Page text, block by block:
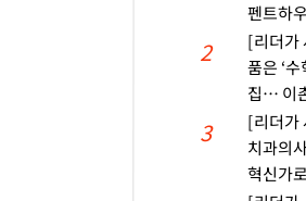
펜트하
11년만
APR
2
[리더가
품은 ‘
집… 이
‘한국판
3
[리더가
치과의
혁신가